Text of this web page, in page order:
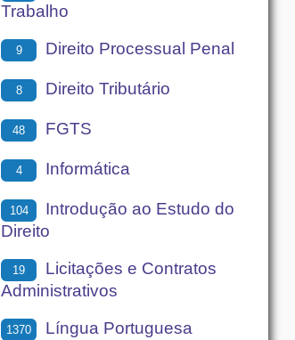
Trabalho
9 Direito Processual Penal
8 Direito Tributário
48 FGTS
4 Informática
104
Introdução ao Estudo do
Direito
19
Licitações e Contratos
Administrativos
1370 Língua Portuguesa